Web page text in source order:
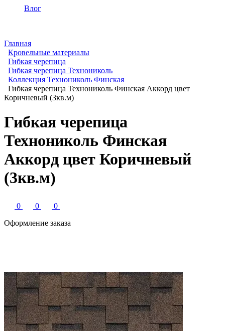
Влог
Главная
Кровельные материалы
Гибкая черепица
Гибкая черепица Технониколь
Коллекция Технониколь Финская
Гибкая черепица Технониколь Финская Аккорд цвет
Коричневый (3кв.м)
Гибкая черепица
Технониколь Финская
Аккорд цвет Коричневый
(3кв.м)
0 0
0
Оформление заказа